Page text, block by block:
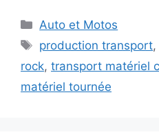
Catégories
Auto et Motos
Étiquettes
production transport
rock, transport matériel
matériel tournée